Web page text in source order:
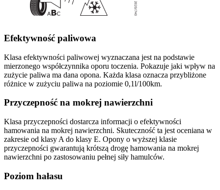
Efektywność paliwowa
Klasa efektywności paliwowej wyznaczana jest na podstawie
mierzonego współczynnika oporu toczenia. Pokazuje jaki wpływ na
zużycie paliwa ma dana opona. Każda klasa oznacza przybliżone
różnice w zużyciu paliwa na poziomie 0,1l/100km.
Przyczepność na mokrej nawierzchni
Klasa przyczepności dostarcza informacji o efektywności
hamowania na mokrej nawierzchni. Skuteczność ta jest oceniana w
zakresie od klasy A do klasy E. Opony o wyższej klasie
przyczepności gwarantują krótszą drogę hamowania na mokrej
nawierzchni po zastosowaniu pełnej siły hamulców.
Poziom hałasu